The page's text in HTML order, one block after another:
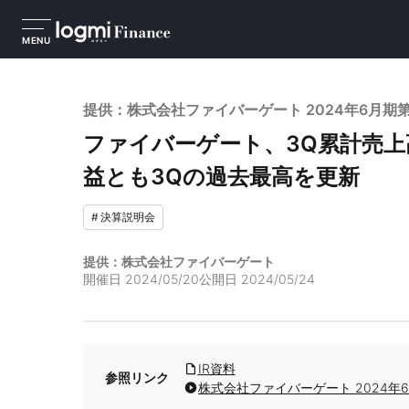
MENU
提供：株式会社ファイバーゲート 2024年6月期
ファイバーゲート、3Q累計売
益とも3Qの過去最高を更新
#決算説明会
提供：株式会社ファイバーゲート
開催日 2024/05/20公開日 2024/05/24
参照リンク
IR資料
株式会社ファイバーゲート 2024年